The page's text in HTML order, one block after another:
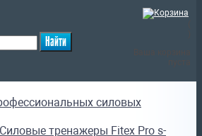
силовых
Силовые тренажеры Fitex Pro s-